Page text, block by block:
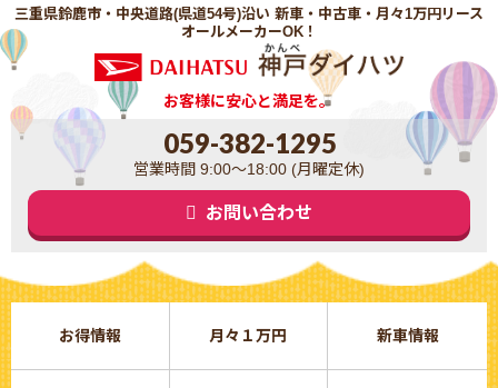
三重県鈴鹿市・中央道路(県道54号)沿い 新車・中古車・月々1万円リース
オールメーカーOK！
お客様に安心と満足を。
059-382-1295
営業時間 9:00～18:00 (月曜定休)
お問い合わせ
お得情報 月々１万円 新車情報